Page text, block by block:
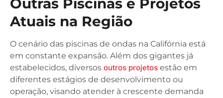
Outras Piscinas e Projetos
Atuais na Região
O cenário das piscinas de ondas na Califórnia está
em constante expansão. Além dos gigantes já
estabelecidos, diversos outros projetos estão em
diferentes estágios de desenvolvimento ou
operação, visando atender à crescente demanda